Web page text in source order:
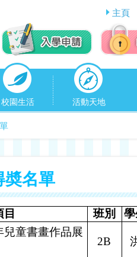
主頁
校園生活 活動天地
名單
目 班別
童書畫作品展
2B